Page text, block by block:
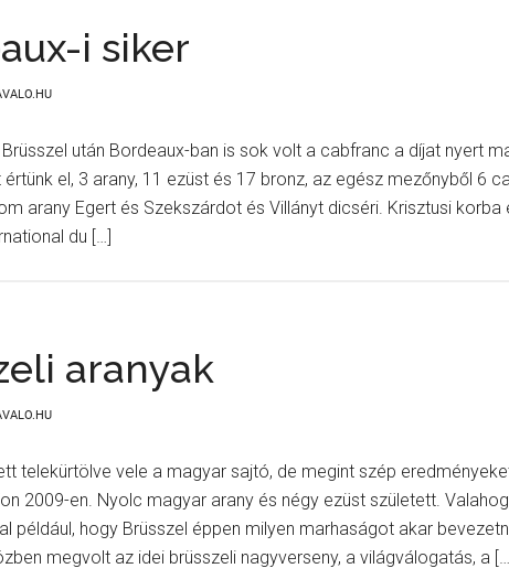
i siker
után Bordeaux-ban is sok volt a cabfranc a díjat nyert
el, 3 arany, 11 ezüst és 17 bronz, az egész mezőnyből 6
arany Egert és Szekszárdot és Villányt dicséri. Krisztusi korba
du […]
aranyak
telekürtölve vele a magyar sajtó, de megint szép
2009-en. Nyolc magyar arany és négy ezüst született.
például, hogy Brüsszel éppen milyen marhaságot akar
megvolt az idei brüsszeli nagyverseny, a világválogatás, a